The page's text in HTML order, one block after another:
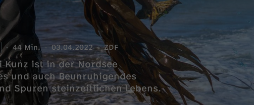
44 Min. 03.04.2022 ZDF
Kunz ist in der Nordsee
und auch Beunruhigendes
Spuren steinzeitlichen Lebens.